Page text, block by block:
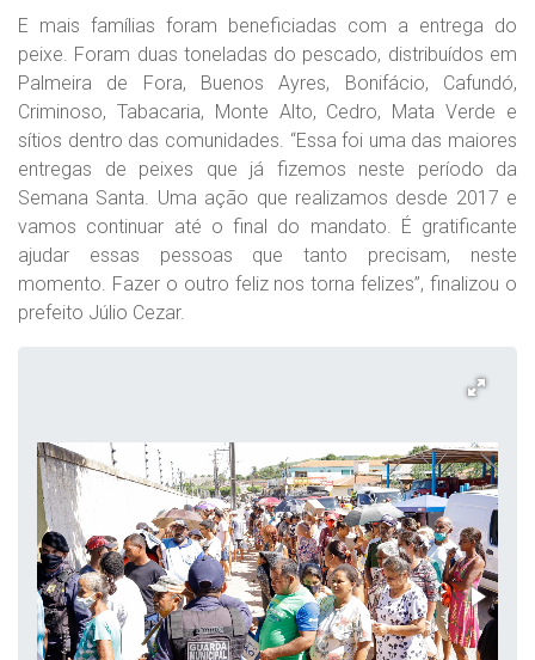
E mais famílias foram beneficiadas com a entrega do
peixe. Foram duas toneladas do pescado, distribuídos em
Palmeira de Fora, Buenos Ayres, Bonifácio, Cafundó,
Criminoso, Tabacaria, Monte Alto, Cedro, Mata Verde e
sítios dentro das comunidades. “Essa foi uma das maiores
entregas de peixes que já fizemos neste período da
Semana Santa. Uma ação que realizamos desde 2017 e
vamos continuar até o final do mandato. É gratificante
ajudar essas pessoas que tanto precisam, neste
momento. Fazer o outro feliz nos torna felizes”, finalizou o
prefeito Júlio Cezar.